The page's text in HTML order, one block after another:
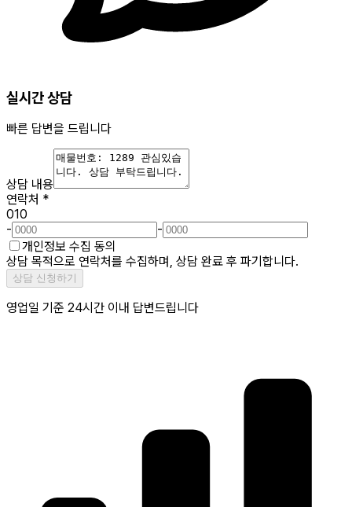
실시간 상담
빠른 답변을 드립니다
상담 내용
연락처 *
010
-
-
개인정보 수집 동의
상담 목적으로 연락처를 수집하며, 상담 완료 후 파기합니다.
상담 신청하기
영업일 기준 24시간 이내 답변드립니다